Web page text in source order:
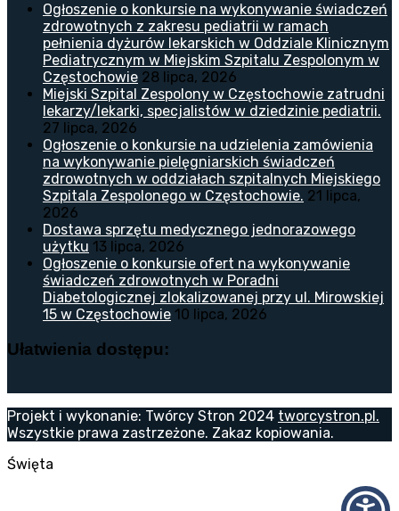
Ogłoszenie o konkursie na wykonywanie świadczeń
zdrowotnych z zakresu pediatrii w ramach
pełnienia dyżurów lekarskich w Oddziale Klinicznym
Pediatrycznym w Miejskim Szpitalu Zespolonym w
Częstochowie 28 lipca, 2026
Miejski Szpital Zespolony w Częstochowie zatrudni
lekarzy/lekarki, specjalistów w dziedzinie pediatrii.
27 lipca, 2026
Ogłoszenie o konkursie na udzielenia zamówienia
na wykonywanie pielęgniarskich świadczeń
zdrowotnych w oddziałach szpitalnych Miejskiego
Szpitala Zespolonego w Częstochowie. 21 lipca,
2026
Dostawa sprzętu medycznego jednorazowego
użytku 13 lipca, 2026
Ogłoszenie o konkursie ofert na wykonywanie
świadczeń zdrowotnych w Poradni
Diabetologicznej zlokalizowanej przy ul. Mirowskiej
15 w Częstochowie 10 lipca, 2026
Ułatwienia dostępu:
Projekt i wykonanie: Twórcy Stron 2024 tworcystron.pl.
Wszystkie prawa zastrzeżone. Zakaz kopiowania.
Święta